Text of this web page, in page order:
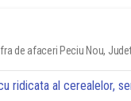
de afaceri Peciu Nou,
ridicata al cerealelor,